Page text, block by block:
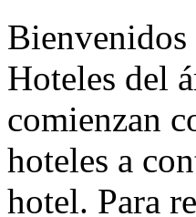
Hoteles del
comienzan
hoteles a
hotel. Para